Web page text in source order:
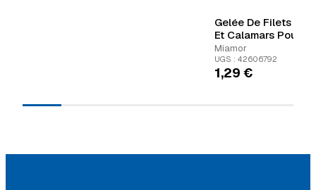
Gelée De Filets Fin
Et Calamars Pour
G
Miamor
UGS : 42606792
1,29 €